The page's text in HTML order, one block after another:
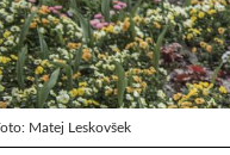
Matej Leskovšek